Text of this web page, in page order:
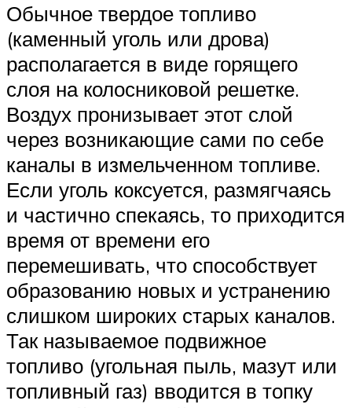
Обычное твердое топливо
(каменный уголь или дрова)
располагается в виде горящего
слоя на колосниковой решетке.
Воздух пронизывает этот слой
через возникающие сами по себе
каналы в измельченном топливе.
Если уголь коксуется, размягчаясь
и частично спекаясь, то приходится
время от времени его
перемешивать, что способствует
образованию новых и устранению
слишком широких старых каналов.
Так называемое подвижное
топливо (угольная пыль, мазут или
топливный газ) вводится в топку